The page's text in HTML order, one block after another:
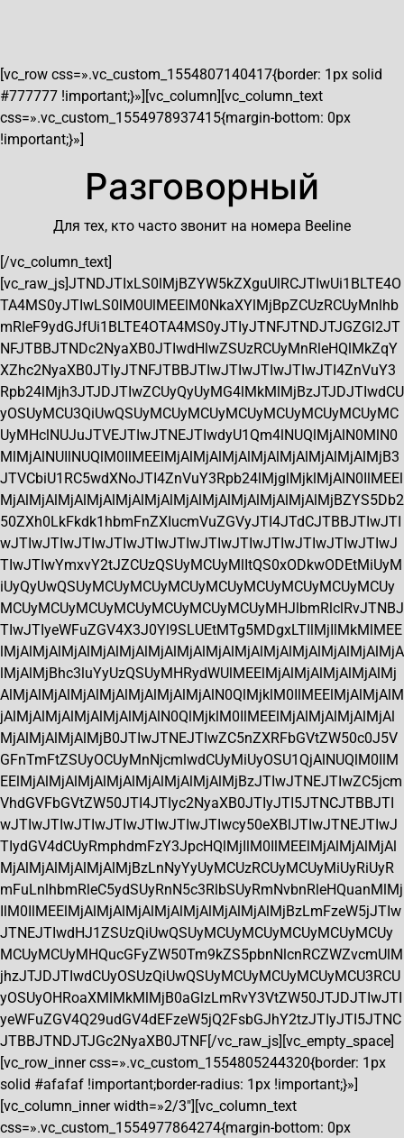
[vc_row css=».vc_custom_1554807140417{border: 1px solid
#777777 !important;}»][vc_column][vc_column_text
css=».vc_custom_1554978937415{margin-bottom: 0px
!important;}»]
Разговорный
Для тех, кто часто звонит на номера Beeline
[/vc_column_text]
[vc_raw_js]JTNDJTIxLS0lMjBZYW5kZXguUlRCJTIwUi1BLTE4O
TA4MS0yJTIwLS0lM0UlMEElM0NkaXYlMjBpZCUzRCUyMnlhb
mRleF9ydGJfUi1BLTE4OTA4MS0yJTIyJTNFJTNDJTJGZGl2JT
NFJTBBJTNDc2NyaXB0JTIwdHlwZSUzRCUyMnRleHQlMkZqY
XZhc2NyaXB0JTIyJTNFJTBBJTIwJTIwJTIwJTIwJTI4ZnVuY3
Rpb24lMjh3JTJDJTIwZCUyQyUyMG4lMkMlMjBzJTJDJTIwdCU
yOSUyMCU3QiUwQSUyMCUyMCUyMCUyMCUyMCUyMCUyMC
UyMHclNUJuJTVEJTIwJTNEJTIwdyU1Qm4lNUQlMjAlN0MlN0
MlMjAlNUIlNUQlM0IlMEElMjAlMjAlMjAlMjAlMjAlMjAlMjAlMjB3
JTVCbiU1RC5wdXNoJTI4ZnVuY3Rpb24lMjglMjklMjAlN0IlMEEl
MjAlMjAlMjAlMjAlMjAlMjAlMjAlMjAlMjAlMjAlMjAlMjBZYS5Db2
50ZXh0LkFkdk1hbmFnZXIucmVuZGVyJTI4JTdCJTBBJTIwJTI
wJTIwJTIwJTIwJTIwJTIwJTIwJTIwJTIwJTIwJTIwJTIwJTIwJ
TIwJTIwYmxvY2tJZCUzQSUyMCUyMlItQS0xODkwODEtMiUyM
iUyQyUwQSUyMCUyMCUyMCUyMCUyMCUyMCUyMCUyMCUy
MCUyMCUyMCUyMCUyMCUyMCUyMCUyMHJlbmRlclRvJTNBJ
TIwJTIyeWFuZGV4X3J0Yl9SLUEtMTg5MDgxLTIlMjIlMkMlMEE
lMjAlMjAlMjAlMjAlMjAlMjAlMjAlMjAlMjAlMjAlMjAlMjAlMjAlMjA
lMjAlMjBhc3luYyUzQSUyMHRydWUlMEElMjAlMjAlMjAlMjAlMj
AlMjAlMjAlMjAlMjAlMjAlMjAlMjAlN0QlMjklM0IlMEElMjAlMjAlM
jAlMjAlMjAlMjAlMjAlMjAlN0QlMjklM0IlMEElMjAlMjAlMjAlMjAl
MjAlMjAlMjAlMjB0JTIwJTNEJTIwZC5nZXRFbGVtZW50c0J5V
GFnTmFtZSUyOCUyMnNjcmlwdCUyMiUyOSU1QjAlNUQlM0IlM
EElMjAlMjAlMjAlMjAlMjAlMjAlMjAlMjBzJTIwJTNEJTIwZC5jcm
VhdGVFbGVtZW50JTI4JTIyc2NyaXB0JTIyJTI5JTNCJTBBJTI
wJTIwJTIwJTIwJTIwJTIwJTIwJTIwcy50eXBlJTIwJTNEJTIwJ
TIydGV4dCUyRmphdmFzY3JpcHQlMjIlM0IlMEElMjAlMjAlMjAl
MjAlMjAlMjAlMjAlMjBzLnNyYyUyMCUzRCUyMCUyMiUyRiUyR
mFuLnlhbmRleC5ydSUyRnN5c3RlbSUyRmNvbnRleHQuanMlMj
IlM0IlMEElMjAlMjAlMjAlMjAlMjAlMjAlMjAlMjBzLmFzeW5jJTIw
JTNEJTIwdHJ1ZSUzQiUwQSUyMCUyMCUyMCUyMCUyMCUy
MCUyMCUyMHQucGFyZW50Tm9kZS5pbnNlcnRCZWZvcmUlM
jhzJTJDJTIwdCUyOSUzQiUwQSUyMCUyMCUyMCUyMCU3RCU
yOSUyOHRoaXMlMkMlMjB0aGlzLmRvY3VtZW50JTJDJTIwJTI
yeWFuZGV4Q29udGV4dEFzeW5jQ2FsbGJhY2tzJTIyJTI5JTNC
JTBBJTNDJTJGc2NyaXB0JTNF[/vc_raw_js][vc_empty_space]
[vc_row_inner css=».vc_custom_1554805244320{border: 1px
solid #afafaf !important;border-radius: 1px !important;}»]
[vc_column_inner width=»2/3″][vc_column_text
css=».vc_custom_1554977864274{margin-bottom: 0px